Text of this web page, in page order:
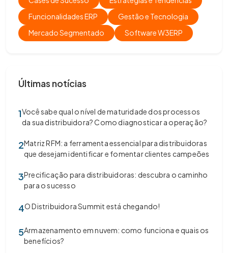
Funcionalidades ERP
Gestão e Tecnologia
Mercado Segmentado
Software W3ERP
Últimas notícias
1Você sabe qual o nível de maturidade dos processos
da sua distribuidora? Como diagnosticar a operação?
2Matriz RFM: a ferramenta essencial para distribuidoras
que desejam identificar e fomentar clientes campeões
3Precificação para distribuidoras: descubra o caminho
para o sucesso
4O Distribuidora Summit está chegando!
5Armazenamento em nuvem: como funciona e quais os
benefícios?